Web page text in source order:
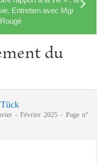
Entretien avec Mgr
du
- Février 2025 - Page n°